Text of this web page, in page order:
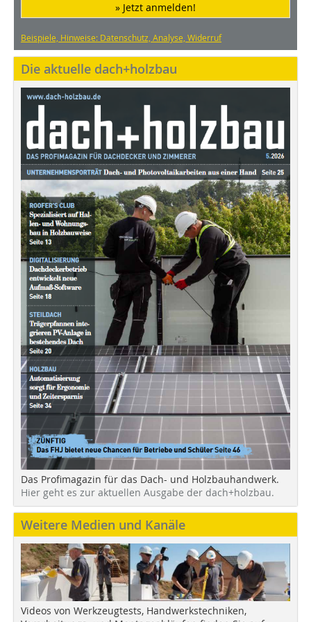
» Jetzt anmelden!
Beispiele, Hinweise: Datenschutz, Analyse, Widerruf
Die aktuelle dach+holzbau
Das Profimagazin für das Dach- und Holzbauhandwerk.
Hier geht es zur aktuellen Ausgabe der dach+holzbau.
Weitere Medien und Kanäle
Videos von Werkzeugtests, Handwerkstechniken,